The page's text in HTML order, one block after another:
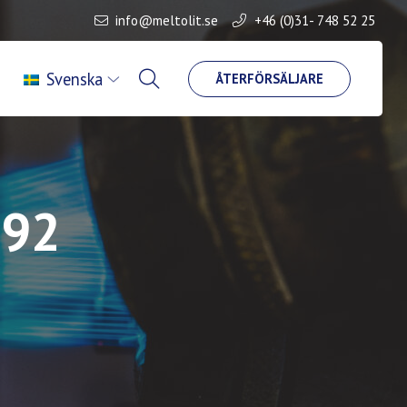
info@meltolit.se +46 (0)31- 748 52 25
ÅTERFÖRSÄLJARE
Svenska